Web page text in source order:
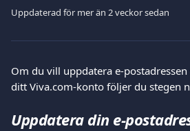
Uppdaterad för mer än 2 veckor sedan
Om du vill uppdatera e-
ditt Viva.com-konto följer du stegen
Uppdatera din e-